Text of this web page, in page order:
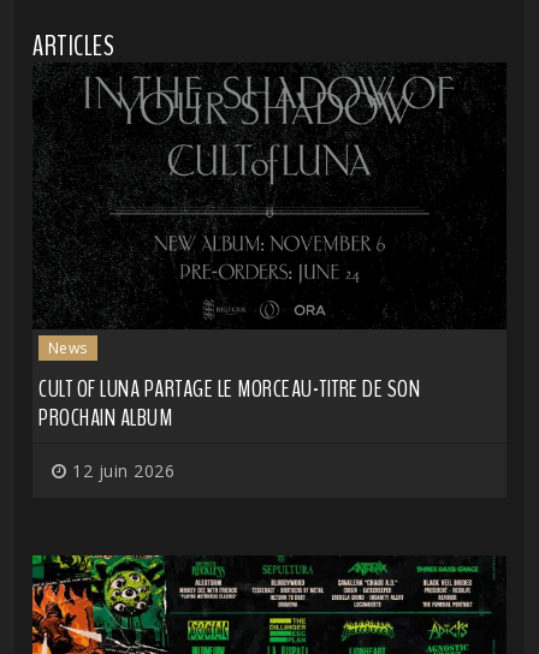
ARTICLES
News
CULT OF LUNA PARTAGE LE MORCEAU-TITRE DE SON
PROCHAIN ALBUM
12 juin 2026